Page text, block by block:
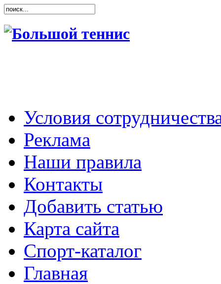
Условия
Реклама
Наши правила
Контакты
Добавить статью
Карта сайта
Спорт-каталог
Главная